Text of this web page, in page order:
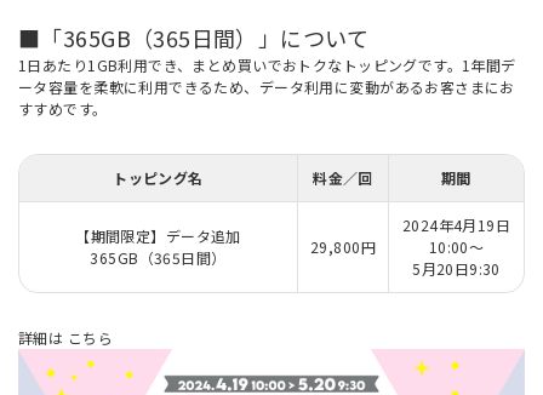
■「365GB（365日間）」について
1日あたり1GB利用でき、まとめ買いでおトクなトッピングです。1年間デ
ータ容量を柔軟に利用できるため、データ利用に変動があるお客さまにお
すすめです。
トッピング名 料金／回 期間
【期間限定】データ追加
365GB（365日間）
29,800円
2024年4月19日
10:00～
5月20日9:30
詳細は こちら